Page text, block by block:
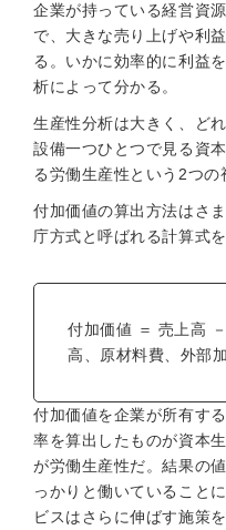
企業が持っている経営資
で、大きな売り上げや利
る。いかに効率的に利益
析によって分かる。
生産性分析は大きく、ど
設備一つひとつで見る資
る労働生産性という2つの
付加価値の算出方法はさ
庁方式と呼ばれる計算式を
付加価値 ＝ 売上高
高、原材料費、外部
付加価値を企業が所有す
率を算出したものが資本
が労働生産性だ。結果の
っかりと働いていること
ビスはさらに伸ばす施策